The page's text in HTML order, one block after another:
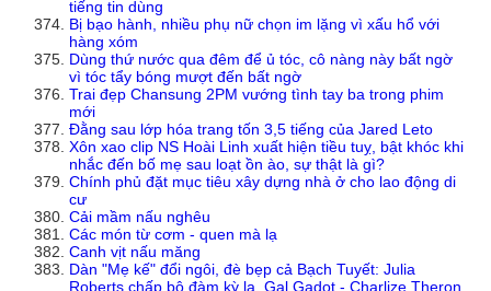
tiếng tin dùng
Bị bạo hành, nhiều phụ nữ chọn im lặng vì xấu hổ với
hàng xóm
Dùng thứ nước qua đêm để ủ tóc, cô nàng này bất ngờ
vì tóc tẩy bóng mượt đến bất ngờ
Trai đẹp Chansung 2PM vướng tình tay ba trong phim
mới
Đằng sau lớp hóa trang tốn 3,5 tiếng của Jared Leto
Xôn xao clip NS Hoài Linh xuất hiện tiều tuỵ, bật khóc khi
nhắc đến bố mẹ sau loạt ồn ào, sự thật là gì?
Chính phủ đặt mục tiêu xây dựng nhà ở cho lao động di
cư
Cải mầm nấu nghêu
Các món từ cơm - quen mà lạ
Canh vịt nấu măng
Dàn "Mẹ kế" đổi ngôi, đè bẹp cả Bạch Tuyết: Julia
Roberts chấp bộ đàm kỳ lạ, Gal Gadot - Charlize Theron